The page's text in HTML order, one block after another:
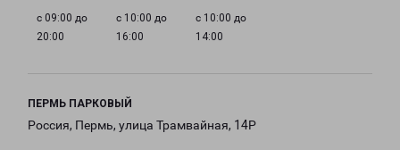
с 09:00 до
20:00
с 10:00 до
16:00
с 10:00 до
14:00
ПЕРМЬ ПАРКОВЫЙ
Россия, Пермь, улица Трамвайная, 14Р